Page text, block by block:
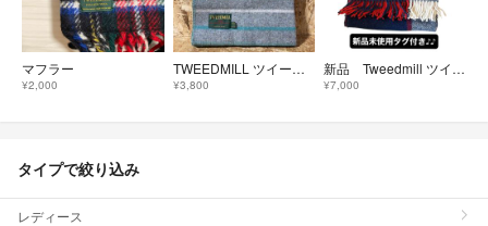
マフラー
¥2,000
TWEEDMILL ツイードミル ウール ブランケット ストール ライム
¥3,800
新品 Tweedmill ツイードミル ウールブランケット 大判ストール
¥7,000
タイプで絞り込み
レディース